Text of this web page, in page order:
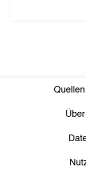
Quellen